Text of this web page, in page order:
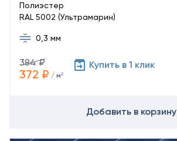
Полиэстер
RAL 5002 (Ультрамарин)
0,3 мм
384 ₽
372 ₽ / м²
Купить в 1 клик
Добавить в корзину